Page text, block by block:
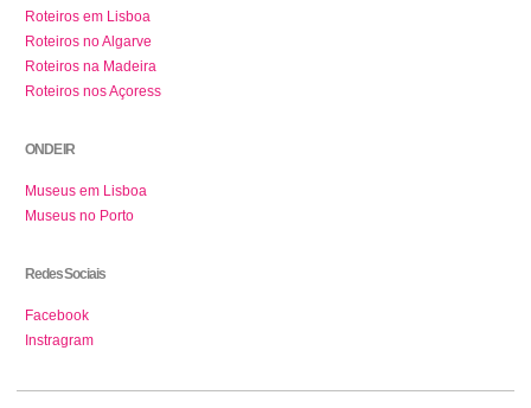
Roteiros em Lisboa
Roteiros no Algarve
Roteiros na Madeira
Roteiros nos Açoress
ONDE IR
Museus em Lisboa
Museus no Porto
Redes Sociais
Facebook
Instragram